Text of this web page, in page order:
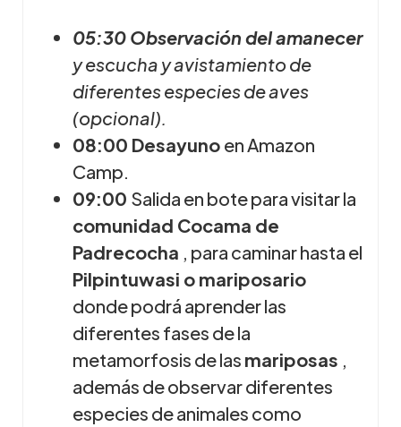
05:30 Observación del amanecer
y escucha y avistamiento de
diferentes especies de aves
(opcional).
08:00 Desayuno en Amazon
Camp.
09:00 Salida en bote para visitar la
comunidad Cocama de
Padrecocha , para caminar hasta el
Pilpintuwasi o mariposario
donde podrá aprender las
diferentes fases de la
metamorfosis de las mariposas
además de observar diferentes
especies de animales como